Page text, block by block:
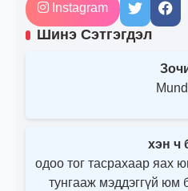
Instagram
Шинэ Сэтгэгдэл
хэн ч
одоо тог тасрахаар яах
тунгааж мэддэггүй юм